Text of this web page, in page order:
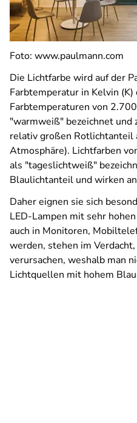
Foto: www.paulmann.com
Die Lichtfarbe wird auf der
Farbtemperatur in Kelvin
Farbtemperaturen von
"warmweiß" bezeichnet und
relativ großen Rotlichtanteil
Atmosphäre). Lichtfarben
als "tageslichtweiß"
Blaulichtanteil und wirken
Daher eignen sie sich
LED-Lampen mit sehr
auch in Monitoren,
werden, stehen im
verursachen, weshalb man
Lichtquellen mit hohem